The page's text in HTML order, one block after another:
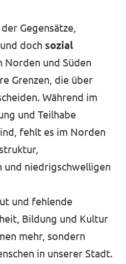
Shop
Gegensätze,
doch sozial
Norden und Süden
Grenzen, die über
Während im
und Teilhabe
fehlt es im Norden
und niedrigschwelligen
und fehlende
Bildung und Kultur
mehr, sondern
in unserer Stadt.